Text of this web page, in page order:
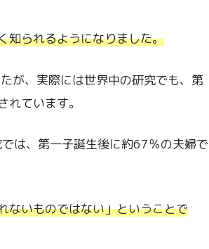
知られるようになりました。
が、実際には世界中の研究でも、第
ています。
は、第一子誕生後に約67％の夫婦で
ないものではない」ということで